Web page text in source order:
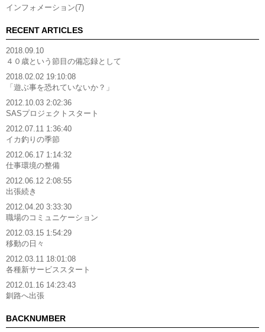
インフォメーション(7)
RECENT ARTICLES
2018.09.10
４０歳という節目の備忘録として
2018.02.02 19:10:08
「遊ぶ事を恐れていないか？」
2012.10.03 2:02:36
SASプロジェクトスタート
2012.07.11 1:36:40
イカ釣りの季節
2012.06.17 1:14:32
仕事環境の整備
2012.06.12 2:08:55
出張続き
2012.04.20 3:33:30
職場のコミュニケーション
2012.03.15 1:54:29
移動の日々
2012.03.11 18:01:08
各種新サービススタート
2012.01.16 14:23:43
釧路へ出張
BACKNUMBER